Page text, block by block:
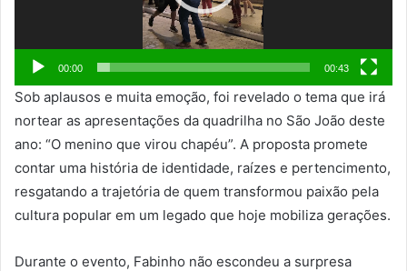
00:00 00:43
Sob aplausos e muita emoção, foi revelado o tema que irá
nortear as apresentações da quadrilha no São João deste
ano: “O menino que virou chapéu”. A proposta promete
contar uma história de identidade, raízes e pertencimento,
resgatando a trajetória de quem transformou paixão pela
cultura popular em um legado que hoje mobiliza gerações.
Durante o evento, Fabinho não escondeu a surpresa